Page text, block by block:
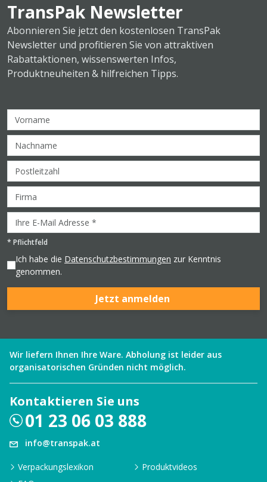
TransPak Newsletter
Abonnieren Sie jetzt den kostenlosen TransPak
Newsletter und profitieren Sie von attraktiven
Rabattaktionen, wissenswerten Infos,
Produktneuheiten & hilfreichen Tipps.
* Pflichtfeld
Ich habe die Datenschutzbestimmungen zur Kenntnis
genommen.
Jetzt anmelden
Wir liefern Ihnen Ihre Ware. Abholung ist leider aus
organisatorischen Gründen nicht möglich.
Kontaktieren Sie uns
01 23 06 03 888
info@transpak.at
Verpackungslexikon
Produktvideos